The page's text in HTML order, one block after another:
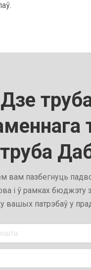
Дзе
вам пазбегнуць
і ў рамках бюджэту
вашых патрэбаў у